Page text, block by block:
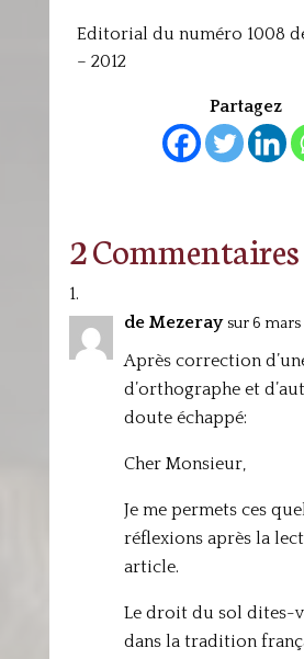
Editorial du numéro 1008
– 2012
Partagez
2 Commentaires
de Mezeray sur 6 mars
Après correction
d’orthographe et
doute échappé:
Cher Monsieur,
Je me permets ces
réflexions après la
article.
Le droit du sol dites-
dans la tradition